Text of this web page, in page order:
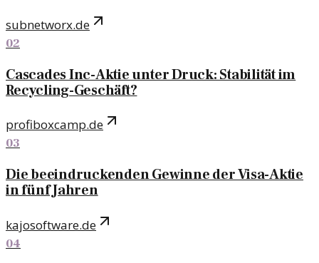
subnetworx.de
02
Cascades Inc-Aktie unter Druck: Stabilität im
Recycling-Geschäft?
profiboxcamp.de
03
Die beeindruckenden Gewinne der Visa-Aktie
in fünf Jahren
kajosoftware.de
04